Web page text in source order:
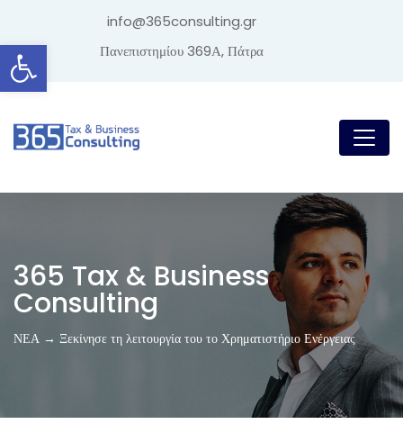
Ανοίξτε τη γραμμή εργαλείων
info@365consulting.gr
Πανεπιστημίου 369Α, Πάτρα
365 Tax & Business
Consulting
ΝΕΑ → Ξεκίνησε τη λειτουργία του το Χρηματιστήριο Ενέργειας